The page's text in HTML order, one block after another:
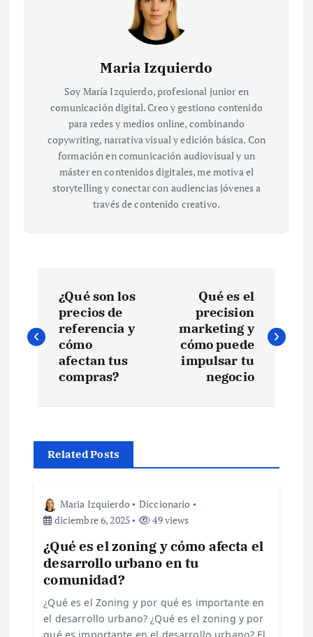
Maria Izquierdo
Soy María Izquierdo, profesional junior en
comunicación digital. Creo y gestiono contenido
para redes y medios online, combinando
copywriting, narrativa visual y edición básica. Con
formación en comunicación audiovisual y un
máster en contenidos digitales, me motiva el
storytelling y conectar con audiencias jóvenes a
través de contenido creativo.
a
v
¿Qué son los
precios de
referencia y
cómo
afectan tus
compras?
Qué es el
precision
marketing y
cómo puede
impulsar tu
negocio
Related Posts
Maria Izquierdo
Diccionario
diciembre 6, 2025
49 views
¿Qué es el zoning y cómo afecta el
desarrollo urbano en tu
comunidad?
¿Qué es el Zoning y por qué es importante en
el desarrollo urbano? ¿Qué es el zoning y por